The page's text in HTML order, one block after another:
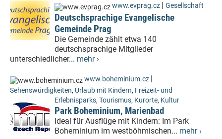
www.evprag.cz | Gesellschaft
Deutschsprachige Evangelische
Gemeinde Prag
Die Gemeinde zählt etwa 140
deutschsprachige Mitglieder
unterschiedlicher... mehr ›
www.boheminium.cz |
Sehenswürdigkeiten, Urlaub mit Kindern, Freizeit- und
Erlebnisparks, Tourismus, Kurorte, Kultur
Park Boheminium, Marienbad
Ideal für Ausflüge mit Kindern: Im Park
Boheminium im westböhmischen... mehr ›